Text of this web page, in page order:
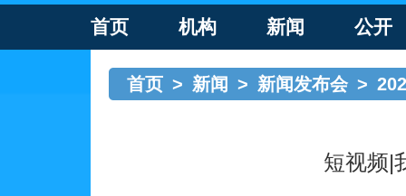
首页 机构 新闻 公开
首页 > 新闻 > 新闻发布会 >
短视频|